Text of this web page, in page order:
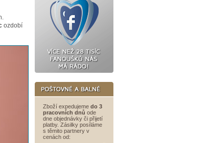
ozdobí
Zboží expedujeme do 3
pracovních dnů ode
dne objednávky či přijetí
platby. Zásilky posíláme
s těmito partnery v
cenách od: